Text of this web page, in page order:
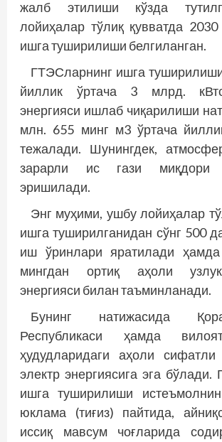
жалб этилиши кўзда
лойиҳалар тўлиқ қувватда
ишга туширилиши белгиланган.
ГТЭСларнинг ишга
йиллик ўртача 3 млрд.
энергияси ишлаб чиқарилиши
млн. 655 минг м3 ўртача
тежалади. Шунингдек,
зарарли ис гази миқдори
эришилади.
Энг муҳими, ушбу лойиҳалар
ишга туширилганидан сўнг 500
иш ўринлари яратилади
мингдан ортиқ аҳоли
энергияси билан таъминланади.
Бунинг натижасида
Республикаси ҳамда
ҳудудларидаги аҳоли сифатли
электр энергиясига эга бўлади.
ишга туширилиши
юклама (тиғиз) пайтида,
иссиқ мавсум чоғларида